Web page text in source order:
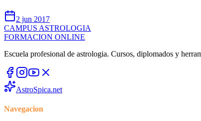
2 jun 2017
CAMPUS ASTROLOGIA
FORMACION ONLINE
Escuela profesional de astrologia. Cursos, diplomados y
AstroSpica.net
Navegacion